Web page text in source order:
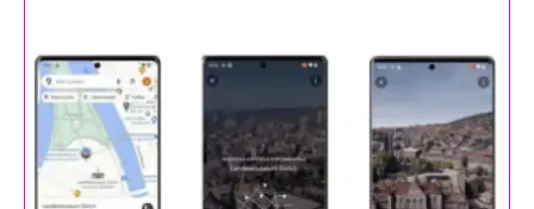
publication :